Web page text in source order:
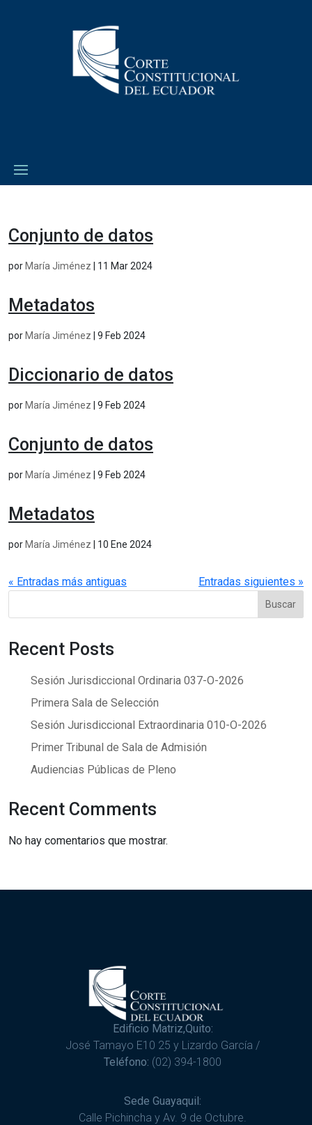
Conjunto de datos
por María Jiménez 11 Mar 2024
Metadatos
por María Jiménez 9 Feb 2024
Diccionario de datos
por María Jiménez 9 Feb 2024
Conjunto de datos
por María Jiménez 9 Feb 2024
Metadatos
por María Jiménez 10 Ene 2024
« Entradas más antiguas Entradas siguientes »
Buscar
Recent Posts
Sesión Jurisdiccional Ordinaria 037-O-2026
Primera Sala de Selección
Sesión Jurisdiccional Extraordinaria 010-O-2026
Primer Tribunal de Sala de Admisión
Audiencias Públicas de Pleno
Recent Comments
No hay comentarios que mostrar.
Edificio Matriz,Quito:
José Tamayo E10 25 y Lizardo García /
Teléfono: (02) 394-1800
Sede Guayaquil:
Calle Pichincha y Av. 9 de Octubre.